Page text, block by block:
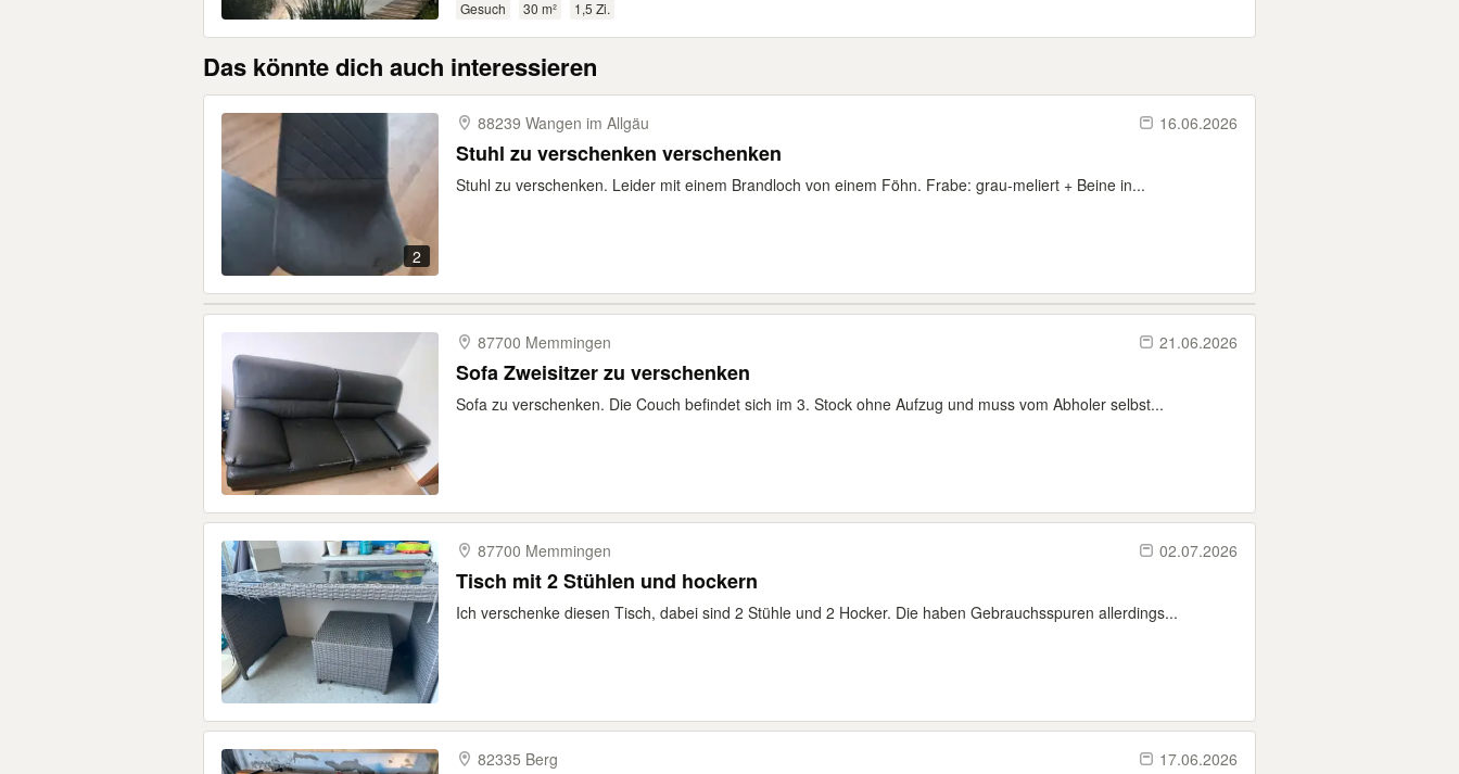
Gesuch 30 m² 1,5 Zi.
Das könnte dich auch interessieren
2
88239 Wangen im Allgäu 16.06.2026
Stuhl zu verschenken verschenken
Stuhl zu verschenken. Leider mit einem Brandloch von einem Föhn. Frabe: grau-meliert + Beine in...
87700 Memmingen 21.06.2026
Sofa Zweisitzer zu verschenken
Sofa zu verschenken. Die Couch befindet sich im 3. Stock ohne Aufzug und muss vom Abholer selbst...
87700 Memmingen 02.07.2026
Tisch mit 2 Stühlen und hockern
Ich verschenke diesen Tisch, dabei sind 2 Stühle und 2 Hocker. Die haben Gebrauchsspuren allerdings...
82335 Berg 17.06.2026